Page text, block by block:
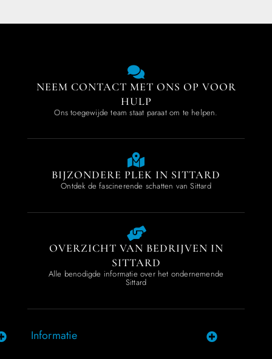
NEEM CONTACT MET ONS OP VOOR
HULP
Ons toegewijde team staat paraat om te helpen.
BIJZONDERE PLEK IN SITTARD
Ontdek de fascinerende schatten van Sittard
OVERZICHT VAN BEDRIJVEN IN
SITTARD
Alle benodigde informatie over het ondernemende
Sittard
Informatie